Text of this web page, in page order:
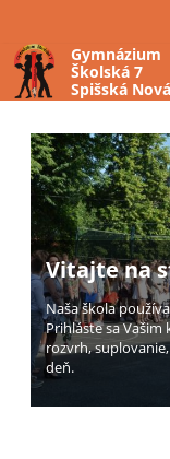
Gymnázium
Školská 7
Spišská
Hlavná
stránka
Vitajte na
Naša škola
Prihláste sa
rozvrh,
deň.